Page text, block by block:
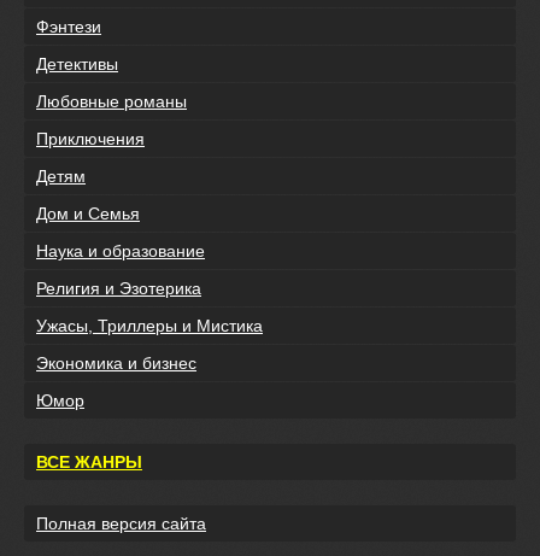
Фэнтези
Детективы
Любовные романы
Приключения
Детям
Дом и Семья
Наука и образование
Религия и Эзотерика
Ужасы, Триллеры и Мистика
Экономика и бизнес
Юмор
ВСЕ ЖАНРЫ
Полная версия сайта